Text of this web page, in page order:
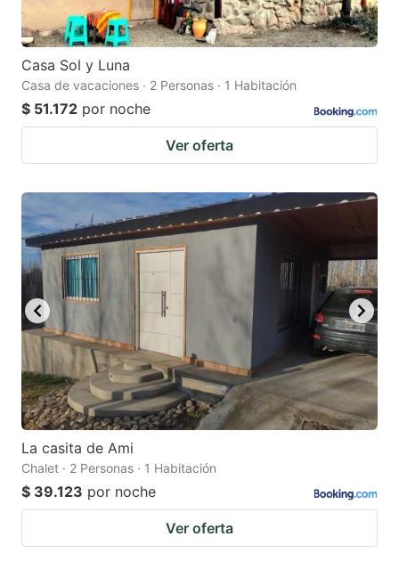
Casa Sol y Luna
Casa de vacaciones · 2 Personas · 1 Habitación
$ 51.172 por noche
Ver oferta
La casita de Ami
Chalet · 2 Personas · 1 Habitación
$ 39.123 por noche
Ver oferta